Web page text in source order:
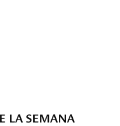
LA SEMANA